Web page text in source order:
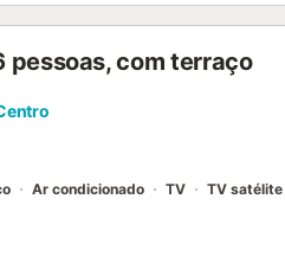
Mais informações são
pessoas, com terraço
Ar condicionado TV TV satélite